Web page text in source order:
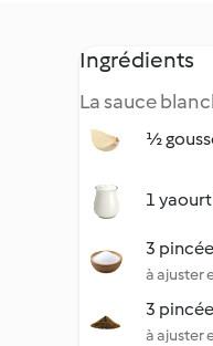
Ingrédients
La sauce
½
1
3
à ajuster
3
à ajuster